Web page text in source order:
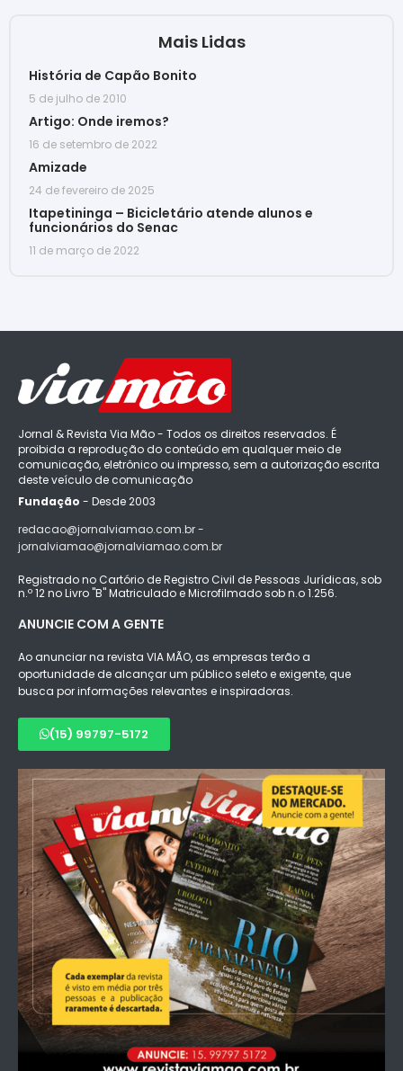
Mais Lidas
História de Capão Bonito
5 de julho de 2010
Artigo: Onde iremos?
16 de setembro de 2022
Amizade
24 de fevereiro de 2025
Itapetininga – Bicicletário atende alunos e
funcionários do Senac
11 de março de 2022
Jornal & Revista Via Mão - Todos os direitos reservados. É
proibida a reprodução do conteúdo em qualquer meio de
comunicação, eletrônico ou impresso, sem a autorização escrita
deste veículo de comunicação
Fundação - Desde 2003
redacao@jornalviamao.com.br -
jornalviamao@jornalviamao.com.br
Registrado no Cartório de Registro Civil de Pessoas Jurídicas, sob
n.º 12 no Livro "B" Matriculado e Microfilmado sob n.o 1.256.
ANUNCIE COM A GENTE
Ao anunciar na revista VIA MÃO, as empresas terão a
oportunidade de alcançar um público seleto e exigente, que
busca por informações relevantes e inspiradoras.
(15) 99797-5172